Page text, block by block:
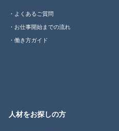
よくあるご質問
お仕事開始までの流れ
働き方ガイド
人材をお探しの方